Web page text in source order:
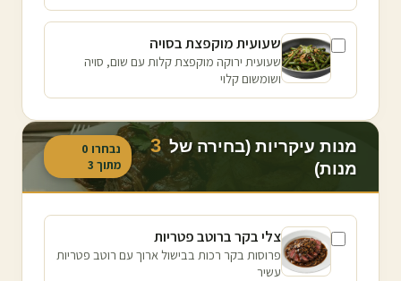
שעועית מוקפצת בסויה
שעועית ירוקה מוקפצת קלות עם שום, סויה
ושומשום קלוי
מנות עיקריות (בחירה של 3
מנות)
נבחרו 0
מתוך 3
צלי בקר ברוטב פטריות
פרוסות בקר רכות בבישול ארוך עם רוטב פטריות
עשיר